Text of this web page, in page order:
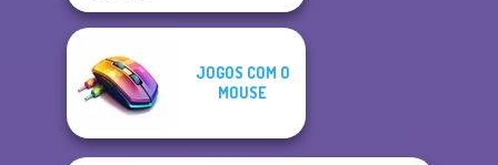
JOGOS COM O
MOUSE